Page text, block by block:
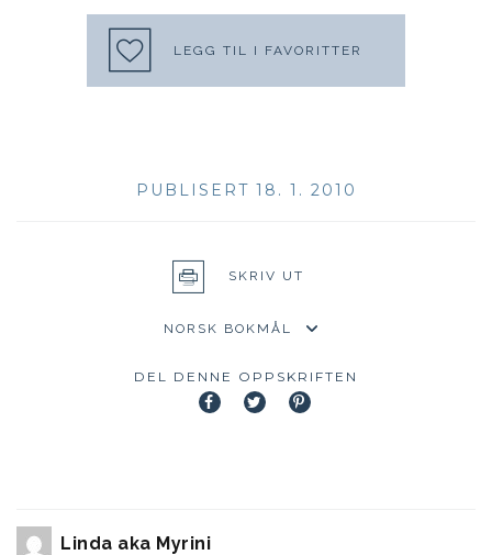
LEGG TIL I FAVORITTER
PUBLISERT 18. 1. 2010
SKRIV UT
DEL DENNE OPPSKRIFTEN
Linda aka Myrini